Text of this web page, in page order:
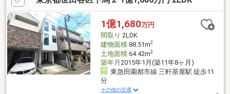
1億1,680万円
間取り 2LDK
建物面積88.51m2
土地面積64.42m2
築年月 2015年1月(築11年8ヶ月)
東急田園都市線 三軒茶屋駅 徒歩11
分
その他の交通